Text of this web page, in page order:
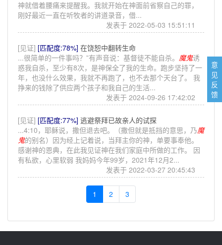
神就借着腰痛来提醒我。我就开始在神面前省察自己的罪，
刚好最近一直在听牧者的讲道录音，借...
发表于 2022-05-03 15:51:11
[见证] [匹配度:78%] 在饶恕中翻转生命
...很简单的一件事吗？”有声音说：基督徒不能自杀。 魔鬼诱
惑我自杀，至少有8次，是神保全了我的生命。跑步坚持了一
年，也没什么效果，我就不再跑了，也不去那个天台了。 我
挣来的钱除了供应两个孩子和我自己的生活...
发表于 2024-09-26 17:42:02
[见证] [匹配度:77%] 逃避祭拜已故亲人的试探
...4:10，耶稣说，撒但退去吧。（撒但就是抵挡的意思，乃魔
鬼的别名）因为经上记着说，当拜主你的神，单要事奉他。
感谢神的恩典，在此我见证神在我们家庭中所做的工作。 因
有私欲，心里软弱 我妈妈今年99岁，2021年12月2...
发表于 2022-03-27 20:45:43
1 2 3
意
见
反
馈